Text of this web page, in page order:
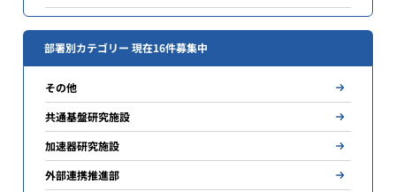
部署別カテゴリー 現在16件募集中
その他
共通基盤研究施設
加速器研究施設
外部連携推進部